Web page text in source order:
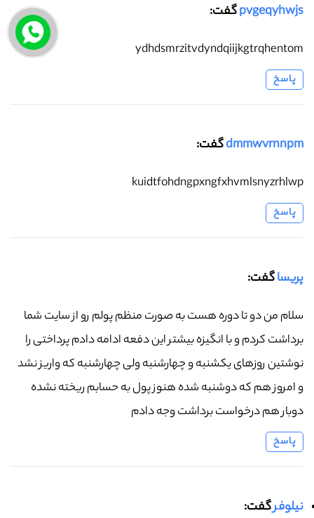
pvgeqyhwjsگفت:
ydhdsmrzitvdyndqiijkgtrqhentom
پاسخ
dmmwvrnnpmگفت:
kuidtfohdngpxngfxhvmlsnyzrhlwp
پاسخ
پریساگفت:
سلام من دو تا دوره هست به صورت منظم پولم رو از سایت شما
برداشت کردم و با انگیزه بیشتر این دفعه ادامه دادم پرداختی را
نوشتین روزهای یکشنبه و چهارشنبه ولی چهارشنبه که واریز نشد
و امروز هم که دوشنبه شده هنوز پول به حسابم ریخته نشده
دوبار هم درخواست برداشت وجه دادم
پاسخ
نیلوفرگفت: